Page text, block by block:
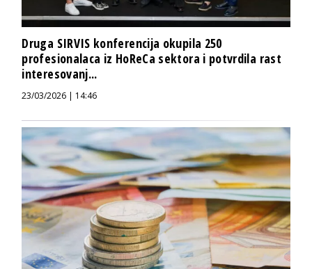
Druga SIRVIS konferencija okupila 250
profesionalaca iz HoReCa sektora i potvrdila rast
interesovanj...
23/03/2026 | 14:46